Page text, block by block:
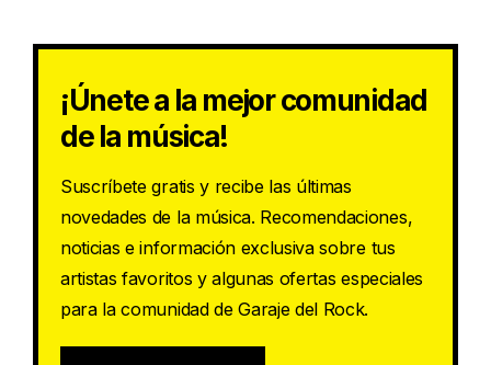
¡Únete a la mejor comunidad
de la música!
Suscríbete gratis y recibe las últimas
novedades de la música. Recomendaciones,
noticias e información exclusiva sobre tus
artistas favoritos y algunas ofertas especiales
para la comunidad de Garaje del Rock.